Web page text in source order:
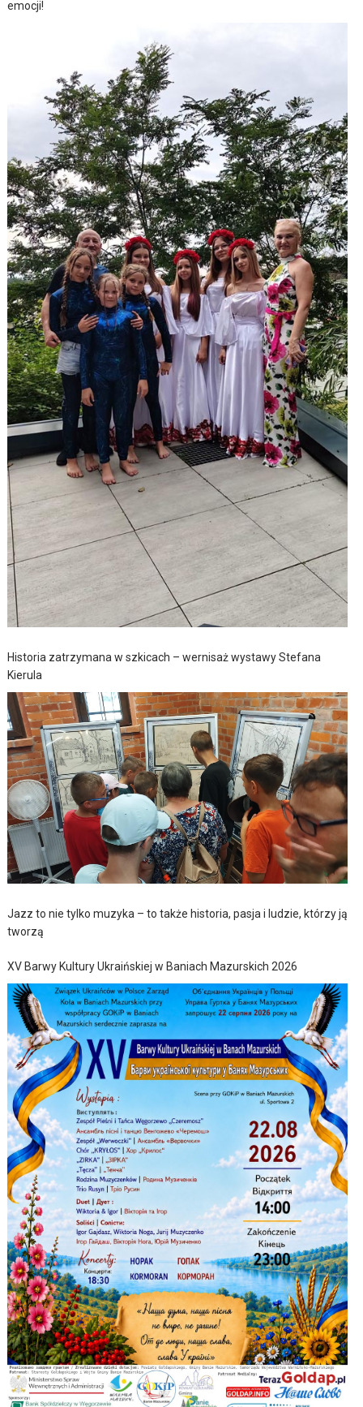
emocji!
Historia zatrzymana w szkicach – wernisaż wystawy Stefana
Kierula
Jazz to nie tylko muzyka – to także historia, pasja i ludzie, którzy ją
tworzą
XV Barwy Kultury Ukraińskiej w Baniach Mazurskich 2026